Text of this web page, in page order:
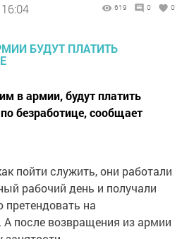
619 0 0
в армии, будут платить
безработице, сообщает
пойти служить, они работали
рабочий день и получали
на
после возвращения из армии